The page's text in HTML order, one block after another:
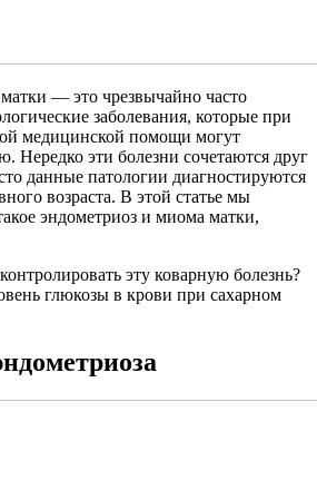
— это чрезвычайно часто
заболевания, которые при
медицинской помощи могут
Нередко эти болезни сочетаются друг
данные патологии диагностируются
возраста. В этой статье мы
эндометриоз и миома матки,
эту коварную болезнь?
глюкозы в крови при сахарном